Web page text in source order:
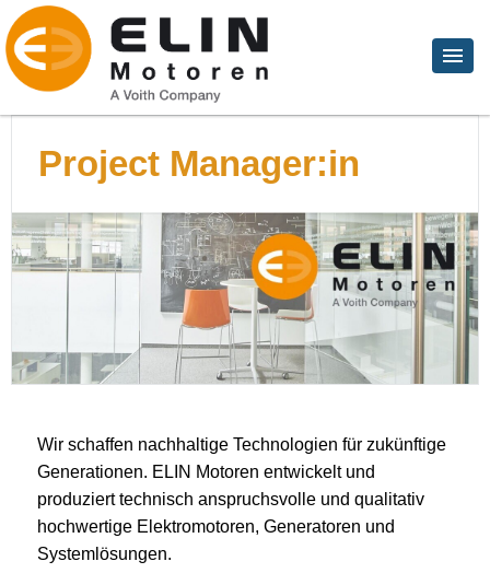
Project Manager:in
Wir schaffen nachhaltige Technologien für zukünftige
Generationen. ELIN Motoren entwickelt und
produziert technisch anspruchsvolle und qualitativ
hochwertige Elektromotoren, Generatoren und
Systemlösungen.